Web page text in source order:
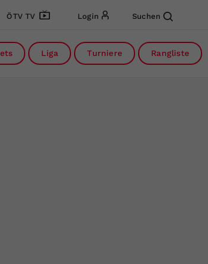
ÖTV TV Login Suchen
Liga Turniere Rangliste